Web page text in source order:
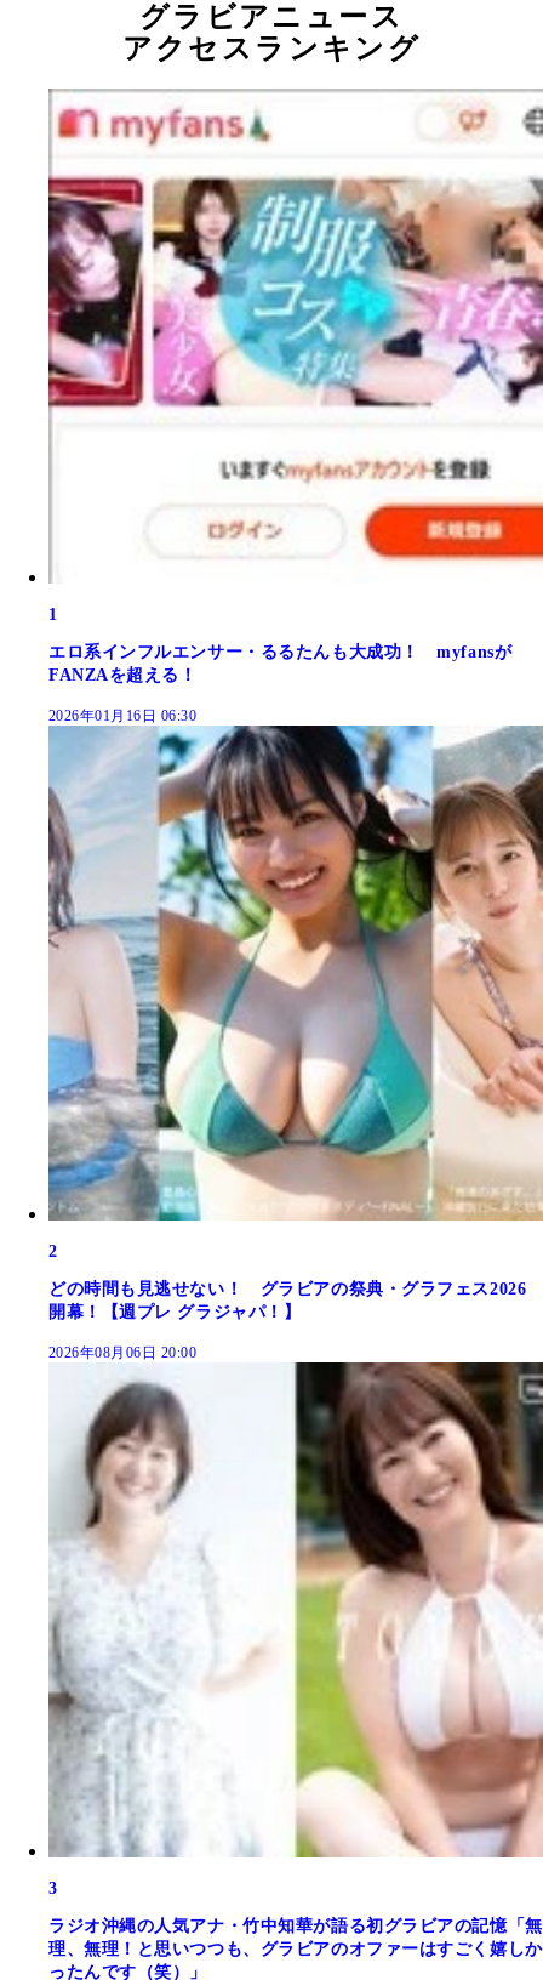
グラビアニュース
アクセスランキング
1
エロ系インフルエンサー・るるたんも大成功！ myfansが
FANZAを超える！
2026年01月16日 06:30
2
どの時間も見逃せない！ グラビアの祭典・グラフェス2026
開幕！【週プレ グラジャパ！】
2026年08月06日 20:00
3
ラジオ沖縄の人気アナ・竹中知華が語る初グラビアの記憶「無
理、無理！と思いつつも、グラビアのオファーはすごく嬉しか
ったんです（笑）」